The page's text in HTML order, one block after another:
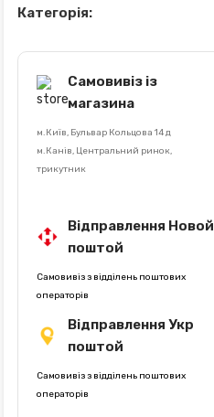
Категорія:
Самовивіз із
магазина
м.Київ, Бульвар Кольцова 14 д
м.Канів, Центральний ринок,
трикутник
Відправлення Новой
поштой
Самовивіз з відділень поштових
операторів
Відправлення Укр
поштой
Самовивіз з відділень поштових
операторів